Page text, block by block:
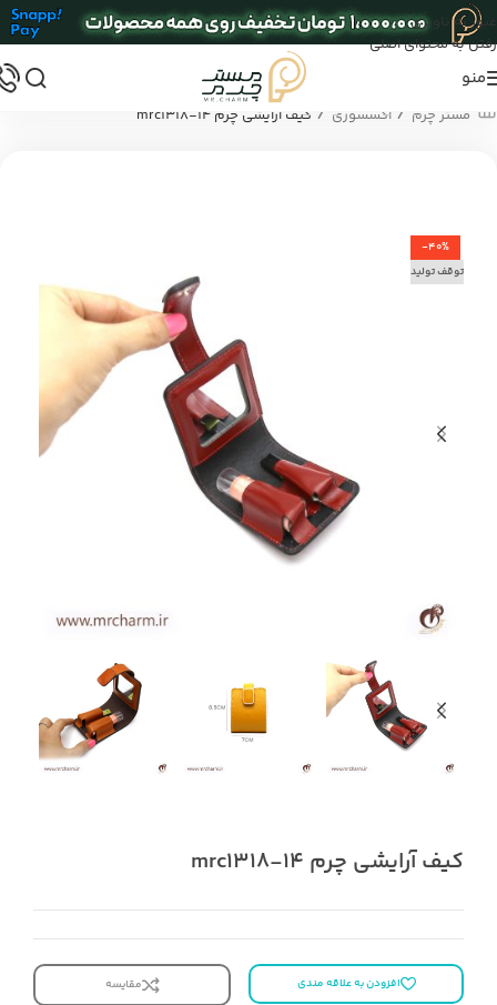
عبور به ناوبری
رفتن به محتوای اصلی
منو
مستر چرم / اکسسوری / کیف آرایشی چرم mrc1318-14
-40%
توقف تولید
کیف آرایشی چرم mrc1318-14
افزودن به علاقه مندی مقایسه